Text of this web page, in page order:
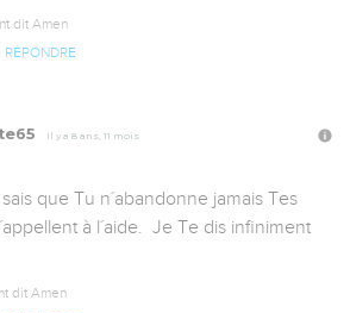
dit Amen
RÉPONDRE
Il y a 8 ans, 11 mois
que Tu n´abandonne jamais Tes
à l´aide.  Je Te dis infiniment
dit Amen